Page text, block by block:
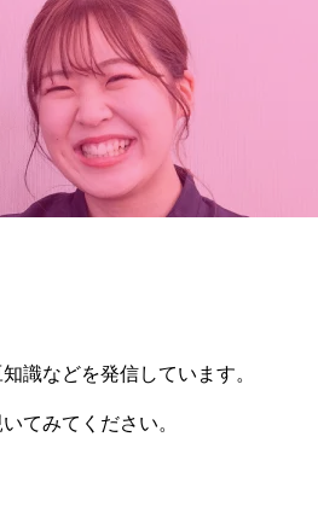
識などを発信しています。
てみてください。